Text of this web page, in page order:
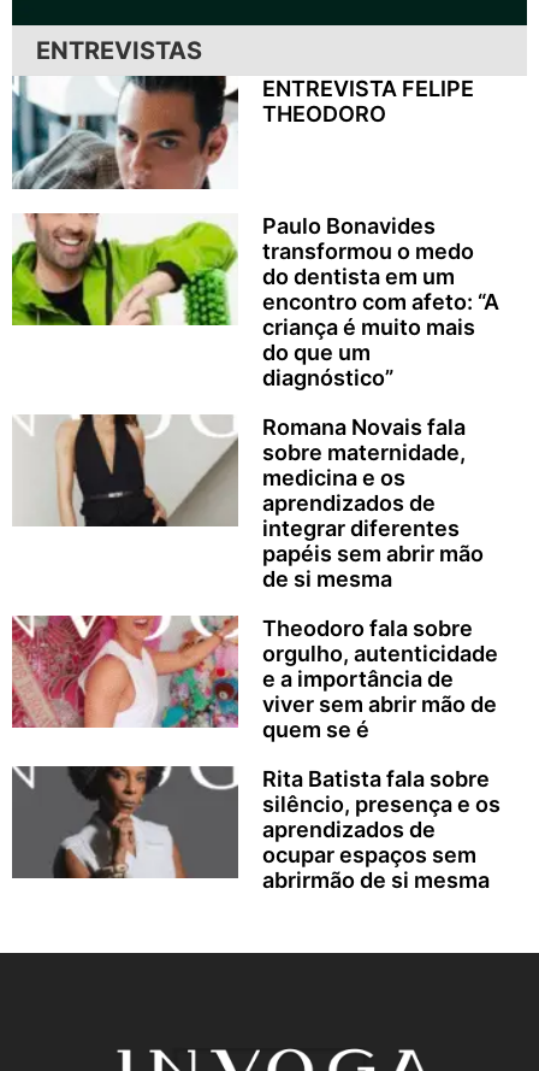
ENTREVISTAS
ENTREVISTA FELIPE
THEODORO
Paulo Bonavides
transformou o medo
do dentista em um
encontro com afeto: “A
criança é muito mais
do que um
diagnóstico”
Romana Novais fala
sobre maternidade,
medicina e os
aprendizados de
integrar diferentes
papéis sem abrir mão
de si mesma
Theodoro fala sobre
orgulho, autenticidade
e a importância de
viver sem abrir mão de
quem se é
Rita Batista fala sobre
silêncio, presença e os
aprendizados de
ocupar espaços sem
abrirmão de si mesma